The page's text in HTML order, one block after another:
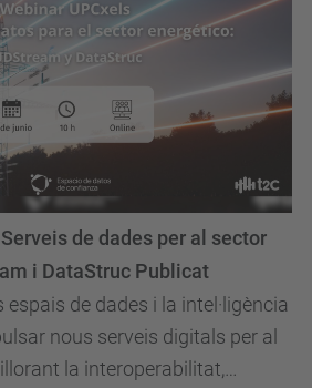
de dades i la intel·ligència
nous serveis digitals per al
la interoperabilitat,
de dades per al sector
i DataStruc Publicat